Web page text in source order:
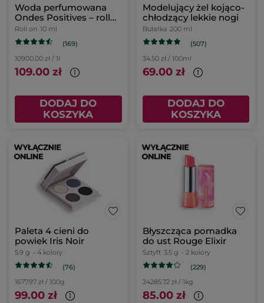
Woda perfumowana
Ondes Positives – roll
on 10 ml
Roll on 10 ml
(169)
10900.00 zł / 1l
109.00 zł
DODAJ DO
KOSZYKA
Modelujący żel kojąco-
chłodzący lekkie nogi
Butelka 200 ml
(507)
34.50 zł / 100ml
69.00 zł
DODAJ DO
KOSZYKA
Paleta 4 cieni do
powiek Iris Noir
5.9 g - 4 kolory
(76)
1677.97 zł / 100g
99.00 zł
Błyszcząca pomadka
do ust Rouge Elixir
Sztyft 3.5 g - 2 kolory
(229)
24285.72 zł / 1kg
85.00 zł